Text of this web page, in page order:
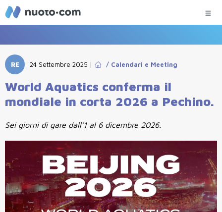
RE 24 Settembre 2025 | / Calendari e Meeting
World Aquatics conferma il
mondiale in corta 2026 a Pechino.
Sei giorni di gare dall’1 al 6 dicembre 2026.